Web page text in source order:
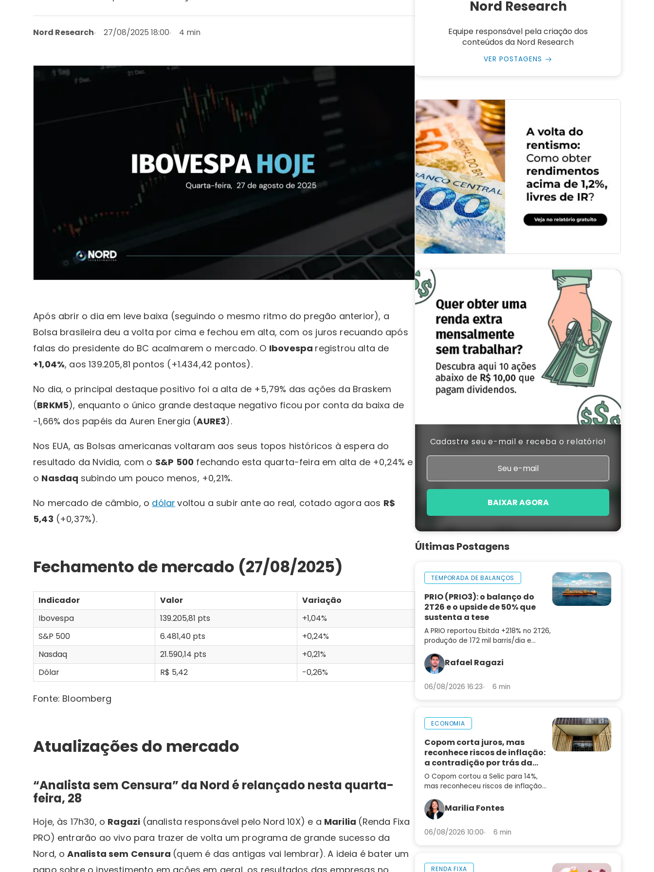
Nord Research 27/08/2025 18:00 4 min
Após abrir o dia em leve baixa (seguindo o mesmo ritmo do pregão anterior), a
Bolsa brasileira deu a volta por cima e fechou em alta, com os juros recuando após
falas do presidente do BC acalmarem o mercado. O Ibovespa registrou alta de
+1,04%, aos 139.205,81 pontos (+1.434,42 pontos).
No dia, o principal destaque positivo foi a alta de +5,79% das ações da Braskem
(BRKM5), enquanto o único grande destaque negativo ficou por conta da baixa de
-1,66% dos papéis da Auren Energia (AURE3).
Nos EUA, as Bolsas americanas voltaram aos seus topos históricos à espera do
resultado da Nvidia, com o S&P 500 fechando esta quarta-feira em alta de +0,24% e
o Nasdaq subindo um pouco menos, +0,21%.
No mercado de câmbio, o dólar voltou a subir ante ao real, cotado agora aos R$
5,43 (+0,37%).
Fechamento de mercado (27/08/2025)
Indicador Valor
Variação
Ibovespa
139.205,81 pts
+1,04%
S&P 500
6.481,40 pts
+0,24%
Nasdaq
21.590,14 pts
+0,21%
Dólar
R$ 5,42 -0,26%
Fonte: Bloomberg
Atualizações do mercado
“Analista sem Censura” da Nord é relançado nesta quarta-
feira, 28
Hoje, às 17h30, o Ragazi (analista responsável pelo Nord 10X) e a Marilia (Renda Fixa
PRO) entrarão ao vivo para trazer de volta um programa de grande sucesso da
Nord, oAnalista sem Censura (quem é das antigas vai lembrar). A ideia é bater um
Nord Research
Equipe responsável pela criação dos
conteúdos da Nord Research
VER POSTAGENS
Cadastre seu e-mail e receba o relatório!
BAIXAR AGORA
Últimas Postagens
TEMPORADA DE BALANÇOS
PRIO (PRIO3): o balanço do
2T26 e o upside de 50% que
sustenta a tese
A PRIO reportou Ebitda +218% no 2T26,
produção de 172 mil barris/dia e
análise do balanço e as perspectivas
para PRIO3
Rafael Ragazi
06/08/2026 16:23 6 min
ECONOMIA
Copom corta juros, mas
reconhece riscos de inflação:
a contradição por trás da
decisão
O Copom cortou a Selic para 14%,
mas reconheceu riscos de inflação
por que ainda não é hora de
aumentar risco
Marilia Fontes
06/08/2026 10:00 6 min
RENDA FIXA